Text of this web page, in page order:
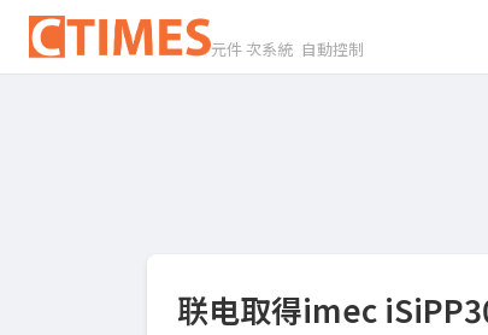
元件 次系統 自動控制
联电取得imec